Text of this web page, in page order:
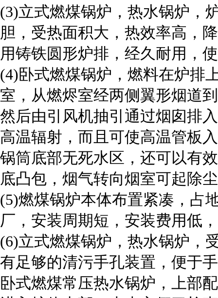
(3)立式燃煤锅炉，热水锅炉，
胆，受热面积大，热效率高，
用铸铁圆形炉排，经久耐用，
(4)卧式燃煤锅炉，燃料在炉排
室，从燃烬室经两侧翼形烟道
然后由引风机抽引通过烟囱排
高温辐射，而且可使高温管板
锅筒底部无死水区，还可以有
底凸包，烟气转向烟室可起除
(5)燃煤锅炉本体布置紧凑，占
厂，安装周期短，安装费用低
(6)立式燃煤锅炉，热水锅炉，
有足够的清污手孔装置，便于
卧式燃煤常压热水锅炉，上部